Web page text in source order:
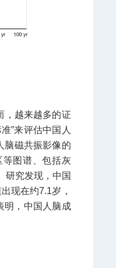
，越来越多的证
”来评估中国人
脑磁共振影像的
图谱、包括灰
研究发现，中国
现在约7.1岁，
明，中国人脑成